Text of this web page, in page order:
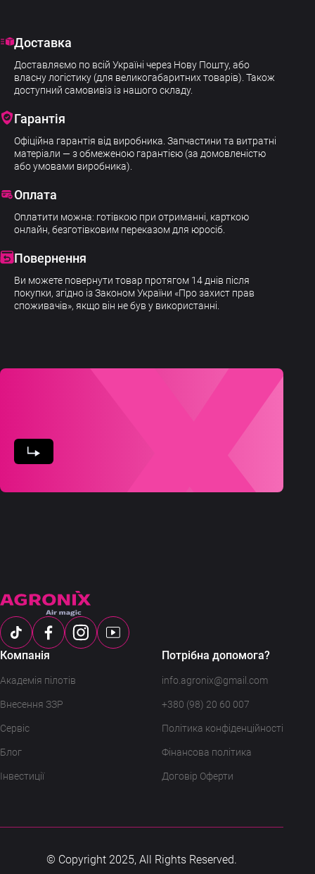
Доставка
Доставляємо по всій Україні через Нову Пошту, або
власну логістику (для великогабаритних товарів). Також
доступний самовивіз із нашого складу.
Гарантія
Офіційна гарантія від виробника. Запчастини та витратні
матеріали — з обмеженою гарантією (за домовленістю
або умовами виробника).
Оплата
Оплатити можна: готівкою при отриманні, карткою
онлайн, безготівковим переказом для юросіб.
Повернення
Ви можете повернути товар протягом 14 днів після
покупки, згідно із Законом України «Про захист прав
споживачів», якщо він не був у використанні.
Компанія
Академія пілотів
Внесення ЗЗР
Сервіс
Блог
Інвестиції
Потрібна допомога?
info.agronix@gmail.com
+380 (98) 20 60 007
Політика конфіденційності
Фінансова політика
Договір Оферти
© Copyright 2025, All Rights Reserved.